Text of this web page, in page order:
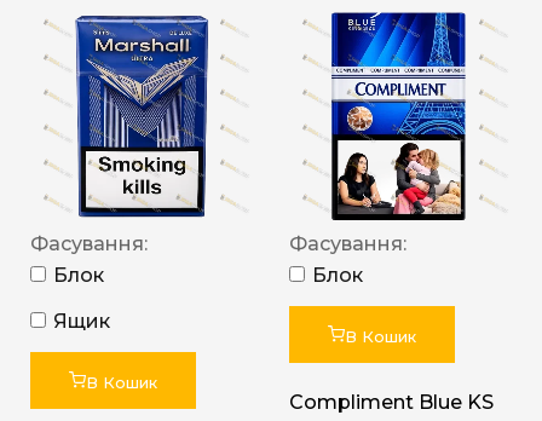
Фасування:
Блок
Ящик
В Кошик
Фасування:
Блок
В Кошик
Compliment Blue KS